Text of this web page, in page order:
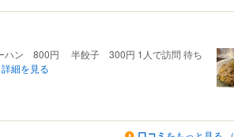
ハン 800円 半餃子 300円 1人で訪問 待ち
詳細を見る